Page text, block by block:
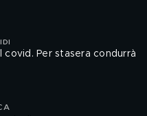
covid. Per stasera condurrà